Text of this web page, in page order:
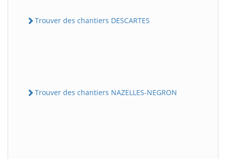
Trouver des chantiers DESCARTES
Trouver des chantiers NAZELLES-NEGRON